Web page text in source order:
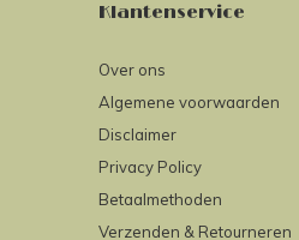
Klantenservice
Over ons
Algemene voorwaarden
Disclaimer
Privacy Policy
Betaalmethoden
Verzenden & Retourneren